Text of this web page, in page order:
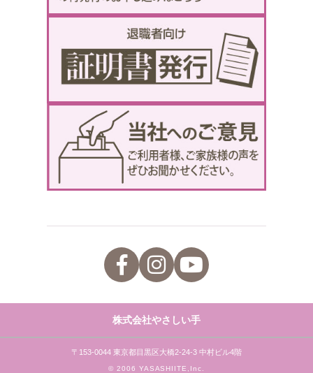
株式会社やさしい手
〒153-0044 東京都目黒区大橋2-24-3 中村ビル4階
© 2006 YASASHIITE,Inc.